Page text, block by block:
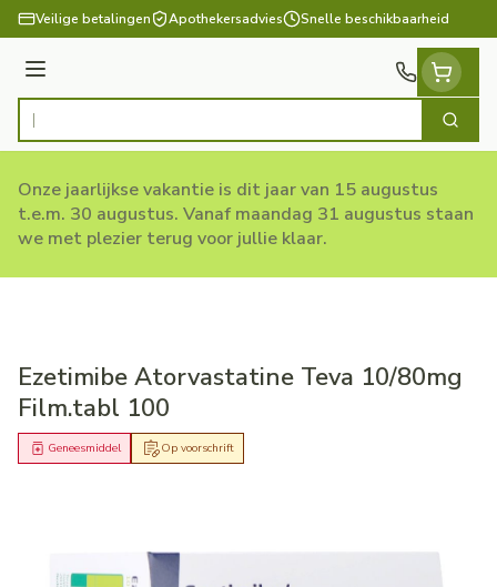
Ga naar de inhoud
Veilige betalingen Apothekersadvies Snelle beschikbaarheid
Menu
Product, merk, categorie... Zoek
Onze jaarlijkse vakantie is dit jaar van 15 augustus
t.e.m. 30 augustus. Vanaf maandag 31 augustus staan
we met plezier terug voor jullie klaar.
Ezetimibe Atorvastatine Teva 10/80mg
Film.tabl 100
Op voorschrift
Geneesmiddel